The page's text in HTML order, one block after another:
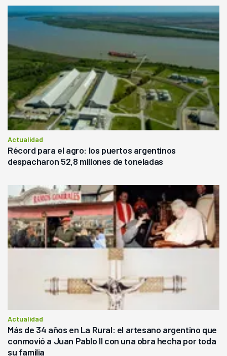
Actualidad
Récord para el agro: los puertos argentinos
despacharon 52,8 millones de toneladas
Actualidad
Más de 34 años en La Rural: el artesano argentino que
conmovió a Juan Pablo II con una obra hecha por toda
su familia